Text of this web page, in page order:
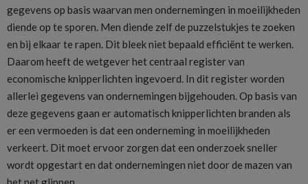
gegevens op basis waarvan men ondernemingen in moeilijkheden
diende op te sporen. Men diende zelf de puzzelstukjes te zoeken
en bij elkaar te rapen. Dit bleek niet bepaald efficiënt te werken.
Daarom heeft de wetgever het centraal register van
economische knipperlichten ingevoerd. In dit register worden
allerlei gegevens van ondernemingen bijgehouden. Op basis van
deze gegevens gaan er automatisch knipperlichten branden als
er een vermoeden is dat een onderneming in moeilijkheden
verkeert. Dit moet ervoor zorgen dat een onderzoek sneller
wordt opgestart en dat ondernemingen niet door de mazen van